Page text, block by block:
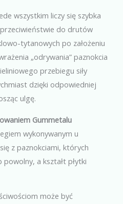
wszystkim liczy się szybka
do drutów
tytanowych po założeniu
„odrywania” paznokcia
przebiegu siły
dzięki odpowiedniej
ulgę.
Gummetalu
wykonywanym u
z paznokciami, których
a kształt płytki
może być